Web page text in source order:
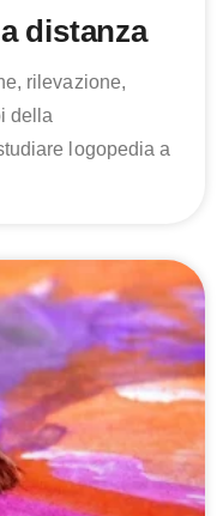
distanza
rilevazione,
della
logopedia a